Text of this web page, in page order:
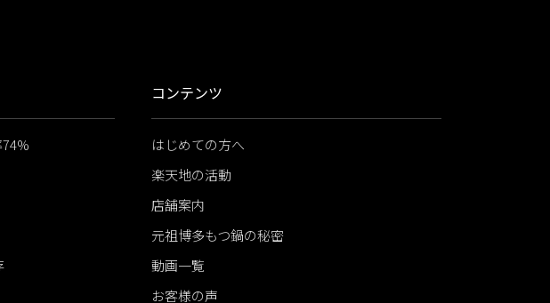
コンテンツ
はじめての方へ
楽天地の活動
店舗案内
元祖博多もつ鍋の秘密
動画一覧
お客様の声